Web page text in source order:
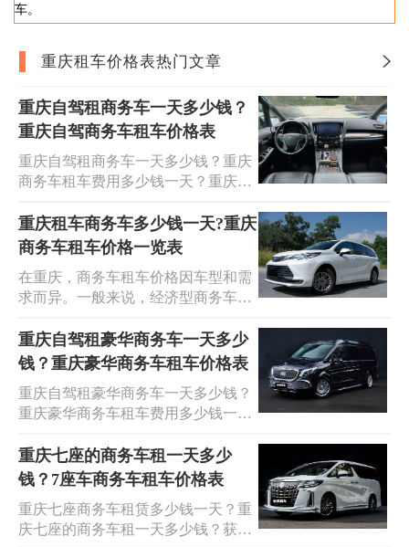
车。
重庆租车价格表热门文章
重庆自驾租商务车一天多少钱？
重庆自驾商务车租车价格表
重庆自驾租商务车一天多少钱？重庆
商务车租车费用多少钱一天？重庆租
以租商务车车自驾？获取重庆自驾商
务车租车价格表欢迎到安润租车,您身
格便宜的租车服务,分享重庆自驾商务
车租车价格表大全,您还可以免费查询
车经营租赁车辆种类齐全，商务车租
赁:丰田埃尔法、考斯特、奔驰V26、
杯，豪华款别克商务，经典款别克商
务。
重庆租车商务车多少钱一天?重庆
商务车租车价格一览表
在重庆，商务车租车价格因车型和需
求而异。一般来说，经济型商务车如
500 元左右；中端商务车如本田奥德
赛等，日租价格在 500-800 元；高端
达到 800 元以上。如果需要配上司
机，一般是150-400元一天。每个公司
车公司，了解详细信息并进行比较。
此外，租期长短、淡旺季等也会影响
价格。重庆安润租车公司提供多种优
质商务车选择，价格透明，服务周
到。
重庆自驾租豪华商务车一天多少
钱？重庆豪华商务车租车价格表
重庆自驾租豪华商务车一天多少钱？
重庆豪华商务车租车费用多少钱一
配驾一天多少钱？获取重庆豪华商务
车租车价格表欢迎到安润租车,您身边
便宜的高端豪华商务车MPV租车服
务,分享重庆豪华商务车租车价格表大
重庆七座的商务车租一天多少
钱？7座车商务车租车价格表
重庆七座商务车租赁多少钱一天？重
庆七座的商务车租一天多少钱？获取